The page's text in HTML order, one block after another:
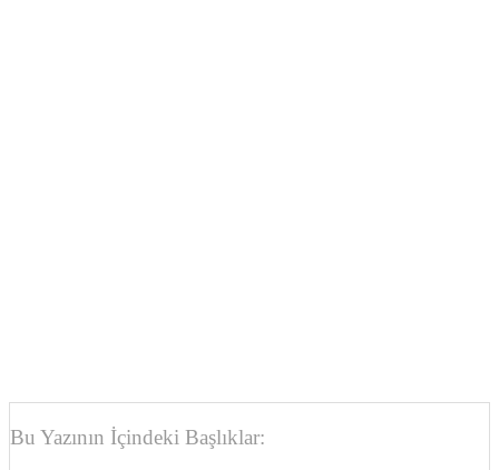
Bu Yazının İçindeki Başlıklar: